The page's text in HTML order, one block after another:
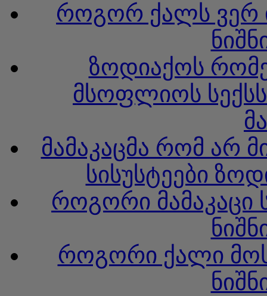
როგორ ქალს ვერ
ზოდიაქოს
მსოფლიოს
მამაკაცმა რომ არ
სისუსტეები
როგორი მამაკაცი
როგორი ქალი